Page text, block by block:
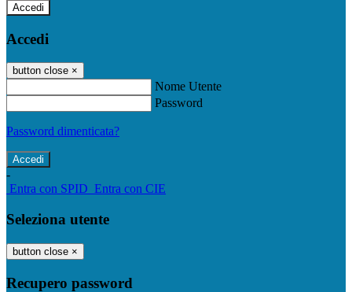
Accedi
Accedi
button close ×
Nome Utente
Password
Password dimenticata?
-
Entra con SPID Entra con CIE
Seleziona utente
button close ×
Recupero password